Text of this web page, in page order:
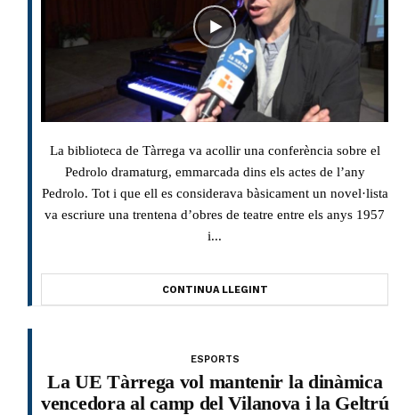
La biblioteca de Tàrrega va acollir una conferència sobre el
Pedrolo dramaturg, emmarcada dins els actes de l’any
Pedrolo. Tot i que ell es considerava bàsicament un novel·lista
va escriure una trentena d’obres de teatre entre els anys 1957
i...
CONTINUA LLEGINT
ESPORTS
La UE Tàrrega vol mantenir la dinàmica
vencedora al camp del Vilanova i la Geltrú